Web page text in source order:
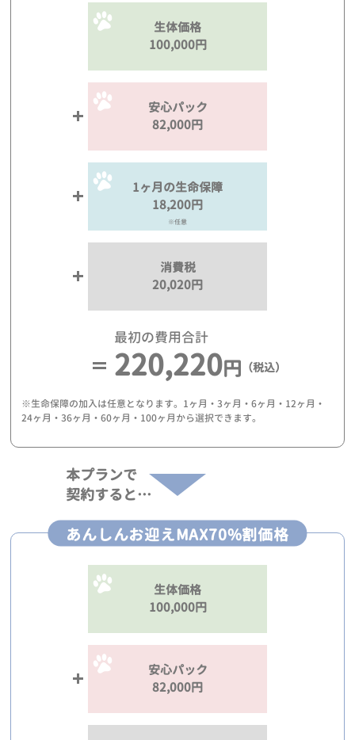
生体価格
100,000円
安心パック
82,000円
1ヶ月の生命保障
18,200円
※任意
消費税
20,020円
最初の費用合計
220,220円 （税込）
※生命保障の加入は任意となります。1ヶ月・3ヶ月・6ヶ月・12ヶ月・
24ヶ月・36ヶ月・60ヶ月・100ヶ月から選択できます。
本プランで
契約すると…
あんしんお迎えMAX70%割価格
生体価格
100,000円
安心パック
82,000円